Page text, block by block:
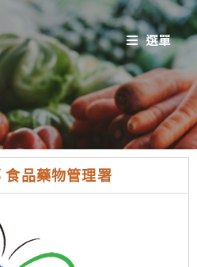
選單
食品藥物管理署